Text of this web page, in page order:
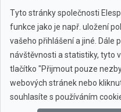
Tyto stránky společnosti
funkce jako je např. uložení
vašeho přihlášení a jiné. Dále
návštěvnosti a statistiky, tyto
tlačítko "Přijmout pouze
webových stránek nebo
souhlasíte s používáním